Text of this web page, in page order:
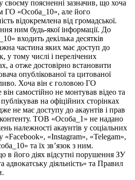
поясненні зазначив, що хоча
ГО «Особа_10», але його
відокремлена від громадської.
ним будь-якої інформації. До
входить декілька десятків
частина яких має доступ до
у тому числі і перелічених
а отже достовірно встановити
опублікованої та цитованої
Хоча він є головою ГО
самостійно не монтував відео та
на офіційних сторінках
не має доступу до акаунтів і прав
ТОВ «Особа_1» не надано
належності акаунтів у соціальних
«Facebook», «Instagram», «Telegam»,
та їх зв’язок з ним.
в його діях відсутні порушення ЗУ
адвокатську діяльність» та Правил